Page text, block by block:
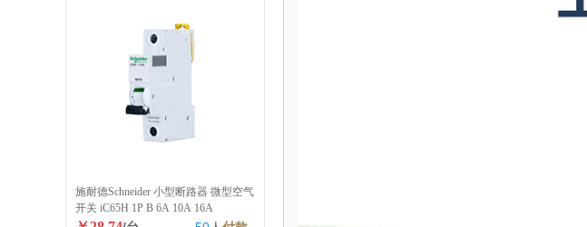
施耐德Schneider 小型断路器 微型空气
开关 iC65H 1P B 6A 10A 16A